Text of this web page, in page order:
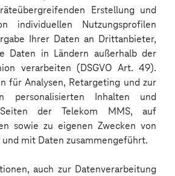
Erstellung und
individuellen Nutzungsprofilen
Ihrer Daten an Drittanbieter,
Daten in Ländern außerhalb der
verarbeiten (DSGVO Art. 49).
für Analysen, Retargeting und zur
personalisierten Inhalten und
der Telekom MMS, auf
sowie zu eigenen Zwecken von
mit Daten zusammengeführt.
auch zur Datenverarbeitung
unsere
eine Auswahl: